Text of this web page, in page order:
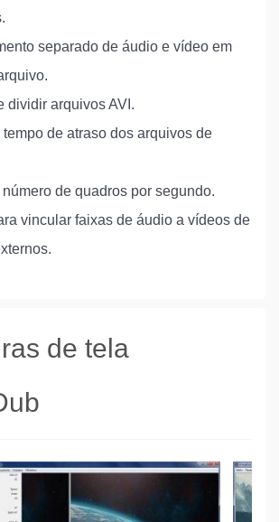
separado de áudio e vídeo em
dividir arquivos AVI.
tempo de atraso dos arquivos de
de quadros por segundo.
vincular faixas de áudio a vídeos de
de tela